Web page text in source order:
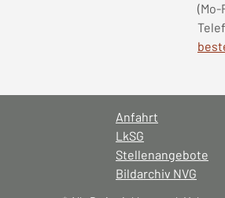
(Mo-
Anfahrt
LkSG
Stellenangebote
Bildarchiv NVG